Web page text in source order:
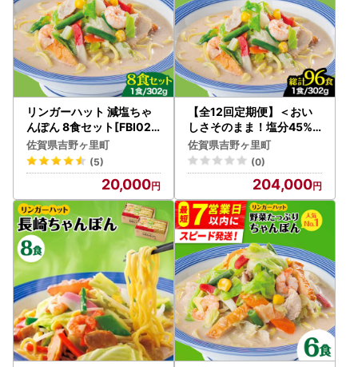
リンガーハット 減塩ちゃ
んぽん 8食セット[FBI025
]
佐賀県吉野ヶ里町
(5)
20,000
【全12回定期便】＜おい
しさそのまま！塩分45%
カット＞リンガーハット
減塩ちゃんぽん 8食セット
チャンポン[FBI028]
佐賀県吉野ヶ里町
(0)
204,000